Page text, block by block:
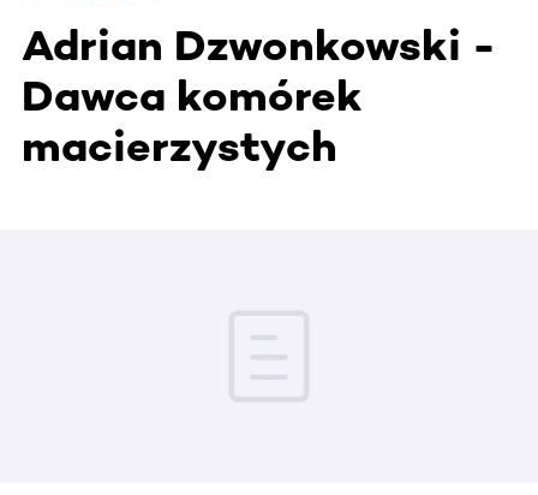
Adrian Dzwonkowski -
Dawca komórek
macierzystych